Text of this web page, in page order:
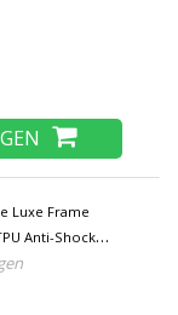
Luxe Frame
Anti-Shock